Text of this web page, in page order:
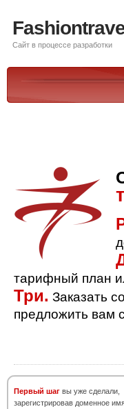
Сайт в процессе разработки
тарифный план
Три. Заказать
предложить вам
Первый шаг вы уже сделали,
зарегистрировав доменное